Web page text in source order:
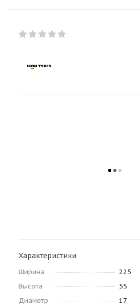
Характеристики
Ширина
225
Высота
55
Диаметр
17